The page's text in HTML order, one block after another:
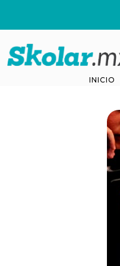
INICIO